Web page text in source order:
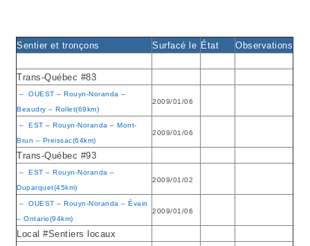
Sentier et tronçons Surfacé le État Observations
Trans-Québec #83
– OUEST – Rouyn-Noranda –
Beaudry – Rollet(69km)
2009/01/06
– EST – Rouyn-Noranda – Mont-
Brun – Preissac(64km)
2009/01/06
Trans-Québec #93
– EST – Rouyn-Noranda –
Duparquet(45km)
2009/01/02
– OUEST – Rouyn-Noranda – Évain
– Ontario(94km)
2009/01/06
Local #Sentiers locaux